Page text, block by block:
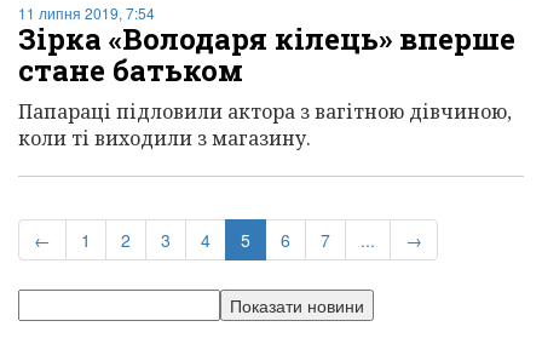
11 липня 2019, 7:54
Зірка «Володаря кілець» вперше
стане батьком
Папараці підловили актора з вагітною дівчиною,
коли ті виходили з магазину.
← 1 2 3 4 5(current)
6 7 ... →